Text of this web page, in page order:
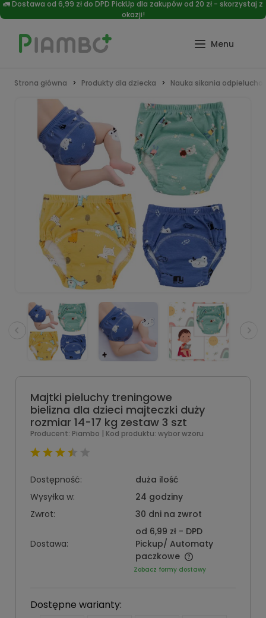
🚛 Dostawa od 6,99 zł do DPD PickUp dla zakupów od 20 zł - skorzystaj z
okazji!
Strona główna Produkty dla dziecka Nauka sikania
Majtki pieluchy treningowe
bielizna dla dzieci majteczki duży
rozmiar 14-17 kg zestaw 3 szt
Producent: Piambo | Kod produktu: wybor wzoru
Dostępność:
duża ilość
Wysyłka w:
24 godziny
Zwrot:
30 dni na zwrot
Dostawa:
od 6,99 zł - DPD
Pickup/ Automaty
paczkowe
Zobacz formy dostawy
Dostępne warianty: